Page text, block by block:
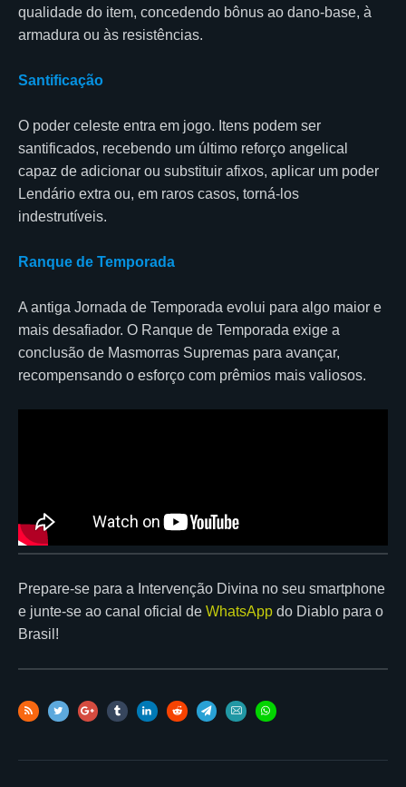
qualidade do item, concedendo bônus ao dano-base, à
armadura ou às resistências.
Santificação
O poder celeste entra em jogo. Itens podem ser
santificados, recebendo um último reforço angelical
capaz de adicionar ou substituir afixos, aplicar um poder
Lendário extra ou, em raros casos, torná-los
indestrutíveis.
Ranque de Temporada
A antiga Jornada de Temporada evolui para algo maior e
mais desafiador. O Ranque de Temporada exige a
conclusão de Masmorras Supremas para avançar,
recompensando o esforço com prêmios mais valiosos.
Prepare-se para a Intervenção Divina no seu smartphone
e junte-se ao canal oficial de WhatsApp do Diablo para o
Brasil!